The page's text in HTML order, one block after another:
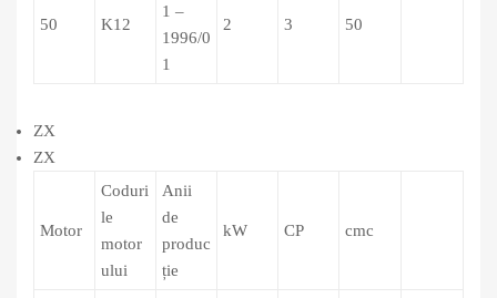
50 K12
1 –
1996/0
1
2 3 50
ZX
ZX
Motor
Coduri
le
motor
ului
Anii
de
produc
ție
kW CP cmc